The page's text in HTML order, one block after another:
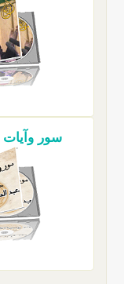
سور وآيات